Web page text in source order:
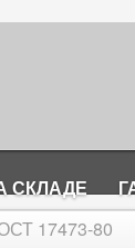
СКЛАДЕ
17473-80